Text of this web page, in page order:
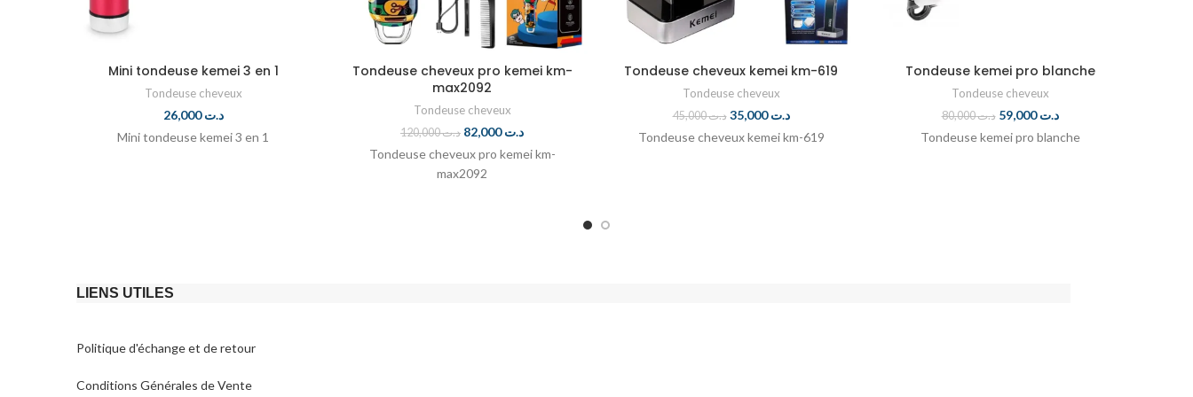
Mini tondeuse kemei 3 en 1
Tondeuse cheveux
د.ت26,000
Mini tondeuse kemei 3 en 1
Tondeuse cheveux pro kemei km-
max2092
Tondeuse cheveux
د.ت120,000 د.ت82,000
Tondeuse cheveux pro kemei km-
max2092
Tondeuse cheveux kemei km-619
Tondeuse cheveux
د.ت45,000 د.ت35,000
Tondeuse cheveux kemei km-619
Tondeuse kemei pro blanche
Tondeuse cheveux
د.ت80,000 د.ت59,000
Tondeuse kemei pro blanche
LIENS UTILES
Politique d'échange et de retour​
Conditions Générales de Vente